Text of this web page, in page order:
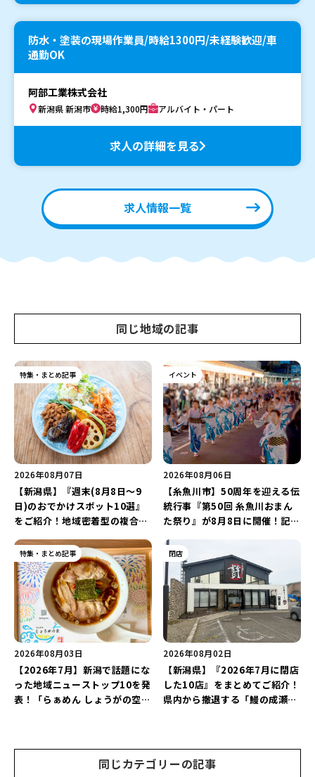
防水・塗装の現場作業員/時給1300円/未経験歓迎/車
通勤OK
阿部工業株式会社
新潟県 新潟市 時給1,300円 アルバイト・パート
求人の詳細を見る
求人情報一覧
同じ地域の記事
特集・まとめ記事
2026年08月07日
【新潟県】『週末(8月8日～9
日)のおでかけスポット10選』
をご紹介！地域密着型の複合施
ナ丸大新潟のサマーフェスタ
2026」がおすすめ♪
イベント
2026年08月06日
【糸魚川市】50周年を迎える伝
統行事『第50回 糸魚川おまん
た祭り』が8月8日に開催！記念
を楽しもう♪
特集・まとめ記事
2026年08月03日
【2026年7月】新潟で話題にな
った地域ニューストップ10を発
表！「らぁめん しょうがの空」
閉店
2026年08月02日
【新潟県】『2026年7月に閉店
した10店』をまとめてご紹介！
県内から撤退する「鰻の成瀬」
同じカテゴリーの記事